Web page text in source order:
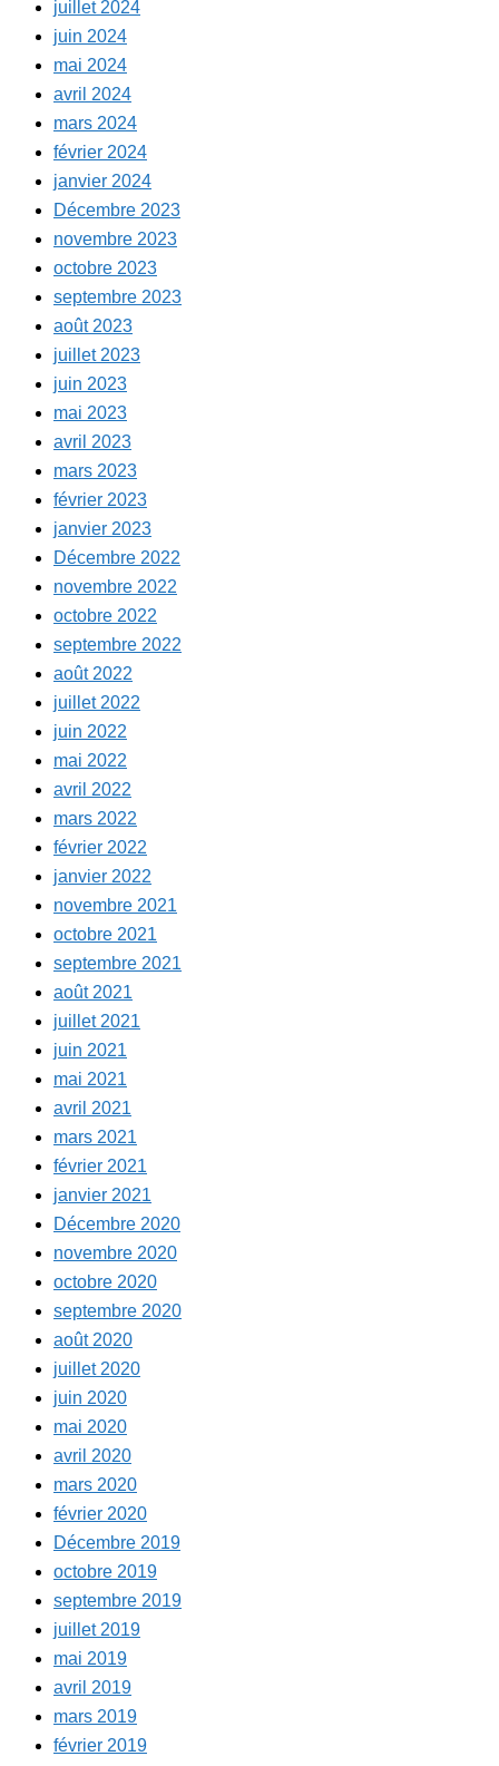
juillet 2024
juin 2024
mai 2024
avril 2024
mars 2024
février 2024
janvier 2024
Décembre 2023
novembre 2023
octobre 2023
septembre 2023
août 2023
juillet 2023
juin 2023
mai 2023
avril 2023
mars 2023
février 2023
janvier 2023
Décembre 2022
novembre 2022
octobre 2022
septembre 2022
août 2022
juillet 2022
juin 2022
mai 2022
avril 2022
mars 2022
février 2022
janvier 2022
novembre 2021
octobre 2021
septembre 2021
août 2021
juillet 2021
juin 2021
mai 2021
avril 2021
mars 2021
février 2021
janvier 2021
Décembre 2020
novembre 2020
octobre 2020
septembre 2020
août 2020
juillet 2020
juin 2020
mai 2020
avril 2020
mars 2020
février 2020
Décembre 2019
octobre 2019
septembre 2019
juillet 2019
mai 2019
avril 2019
mars 2019
février 2019